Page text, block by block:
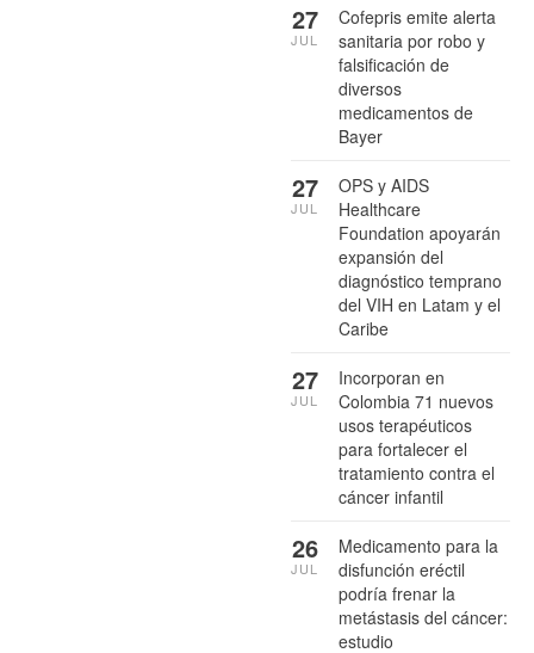
Cofepris emite alerta
sanitaria por robo y
falsificación de
diversos
medicamentos de
Bayer
27
JUL
OPS y AIDS
Healthcare
Foundation apoyarán
expansión del
diagnóstico temprano
del VIH en Latam y el
Caribe
27
JUL
Incorporan en
Colombia 71 nuevos
usos terapéuticos
para fortalecer el
tratamiento contra el
cáncer infantil
27
JUL
Medicamento para la
disfunción eréctil
podría frenar la
metástasis del cáncer:
estudio
26
JUL